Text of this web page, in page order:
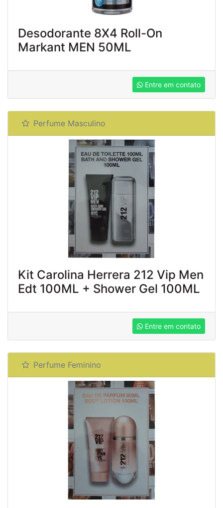
Desodorante 8X4 Roll-On
Markant MEN 50ML
Entre em contato
Perfume Masculino
Kit Carolina Herrera 212 Vip Men
Edt 100ML + Shower Gel 100ML
Entre em contato
Perfume Feminino